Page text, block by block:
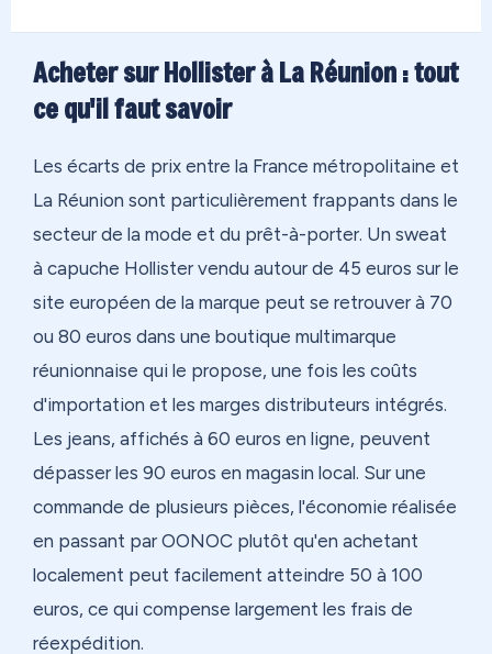
Acheter sur Hollister à La Réunion : tout
ce qu'il faut savoir
Les écarts de prix entre la France métropolitaine et
La Réunion sont particulièrement frappants dans le
secteur de la mode et du prêt-à-porter. Un sweat
à capuche Hollister vendu autour de 45 euros sur le
site européen de la marque peut se retrouver à 70
ou 80 euros dans une boutique multimarque
réunionnaise qui le propose, une fois les coûts
d'importation et les marges distributeurs intégrés.
Les jeans, affichés à 60 euros en ligne, peuvent
dépasser les 90 euros en magasin local. Sur une
commande de plusieurs pièces, l'économie réalisée
en passant par OONOC plutôt qu'en achetant
localement peut facilement atteindre 50 à 100
euros, ce qui compense largement les frais de
réexpédition.